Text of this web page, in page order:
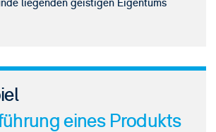
liegenden geistigen Eigentums
eines Produkts